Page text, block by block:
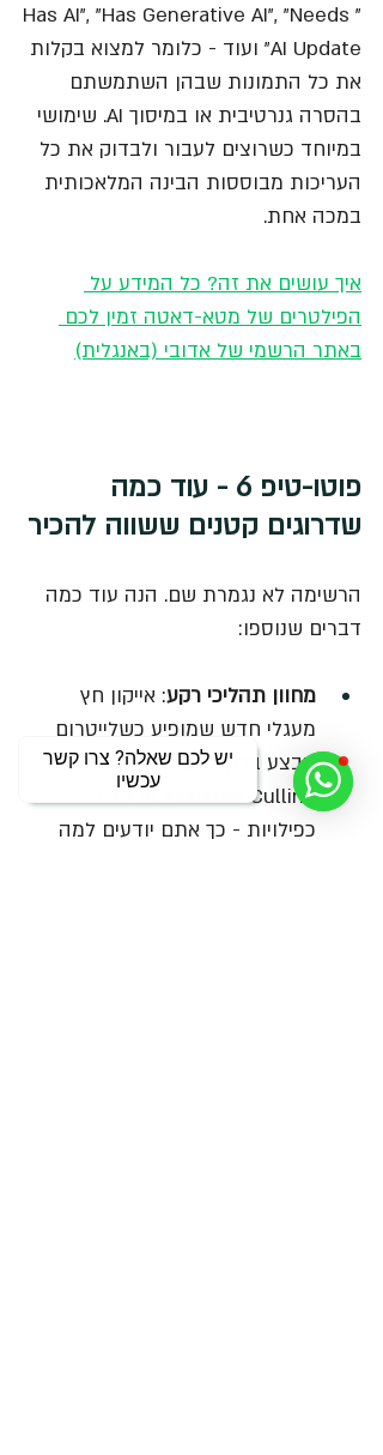
יש לכם שאלה? צרו קשר
עכשיו
"Has AI", "Has Generative AI", "Needs
AI Update" ועוד - כלומר למצוא בקלות
את כל התמונות שבהן השתמשתם
בהסרה גנרטיבית או במיסוך AI. שימושי
במיוחד כשרוצים לעבור ולבדוק את כל
העריכות מבוססות הבינה המלאכותית
במכה אחת.
איך עושים את זה? כל המידע על
הפילטרים של מטא-דאטה זמין לכם
באתר הרשמי של אדובי (באנגלית)
פוטו-טיפ 6 - עוד כמה
שדרוגים קטנים ששווה להכיר
הרשימה לא נגמרת שם. הנה עוד כמה
דברים שנוספו:
מחוון תהליכי רקע: אייקון חץ
מעגלי חדש שמופיע כשלייטרום
מבצע ברקע פעולות כמו
Assisted Culling או גילוי
כפילויות - כך אתם יודעים למה